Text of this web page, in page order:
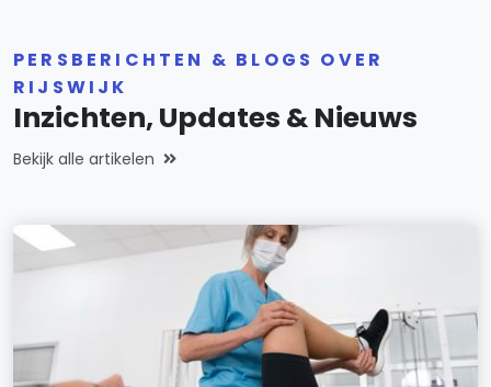
PERSBERICHTEN & BLOGS OVER
RIJSWIJK
Inzichten, Updates & Nieuws
Bekijk alle artikelen